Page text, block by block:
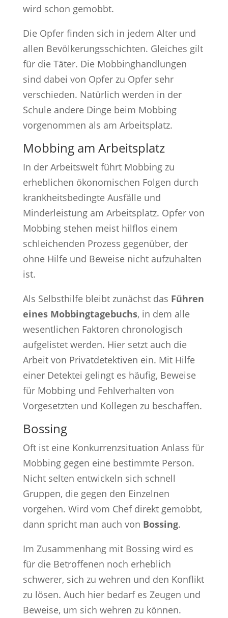
wird schon gemobbt.
Die Opfer finden sich in jedem Alter und
allen Bevölkerungsschichten. Gleiches gilt
für die Täter. Die Mobbinghandlungen
sind dabei von Opfer zu Opfer sehr
verschieden. Natürlich werden in der
Schule andere Dinge beim Mobbing
vorgenommen als am Arbeitsplatz.
Mobbing am Arbeitsplatz
In der Arbeitswelt führt Mobbing zu
erheblichen ökonomischen Folgen durch
krankheitsbedingte Ausfälle und
Minderleistung am Arbeitsplatz. Opfer von
Mobbing stehen meist hilflos einem
schleichenden Prozess gegenüber, der
ohne Hilfe und Beweise nicht aufzuhalten
ist.
Als Selbsthilfe bleibt zunächst das Führen
eines Mobbingtagebuchs, in dem alle
wesentlichen Faktoren chronologisch
aufgelistet werden. Hier setzt auch die
Arbeit von Privatdetektiven ein. Mit Hilfe
einer Detektei gelingt es häufig, Beweise
für Mobbing und Fehlverhalten von
Vorgesetzten und Kollegen zu beschaffen.
Bossing
Oft ist eine Konkurrenzsituation Anlass für
Mobbing gegen eine bestimmte Person.
Nicht selten entwickeln sich schnell
Gruppen, die gegen den Einzelnen
vorgehen. Wird vom Chef direkt gemobbt,
dann spricht man auch von Bossing.
Im Zusammenhang mit Bossing wird es
für die Betroffenen noch erheblich
schwerer, sich zu wehren und den Konflikt
zu lösen. Auch hier bedarf es Zeugen und
Beweise, um sich wehren zu können.